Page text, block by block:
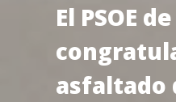
El PSOE
asfaltado